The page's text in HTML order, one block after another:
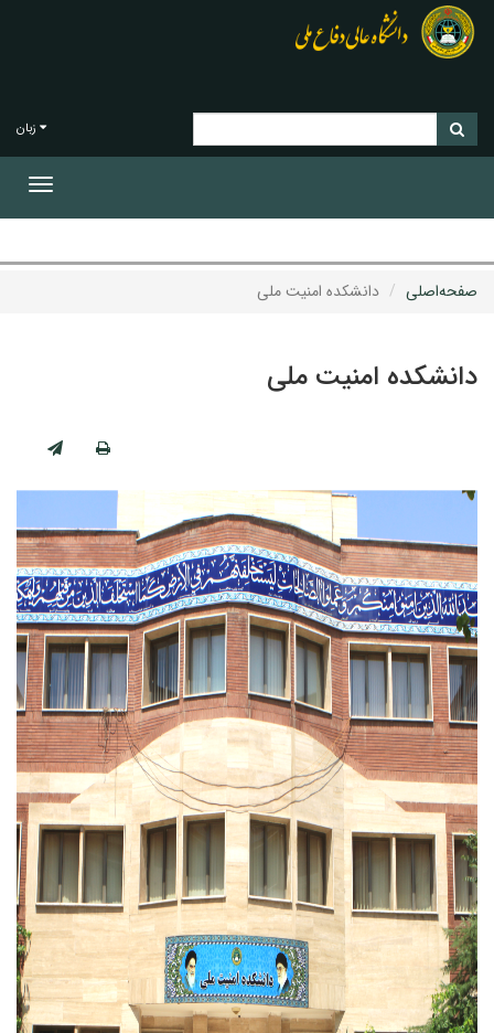
زبان
صفحه‌اصلی دانشکده امنیت ملی
دانشکده امنیت ملی